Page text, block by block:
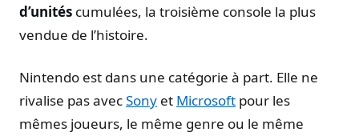
d’unités cumulées, la troisième console la plus
vendue de l’histoire.
Nintendo est dans une catégorie à part. Elle ne
rivalise pas avecSony et Microsoft pour les
mêmes joueurs, le même genre ou le même